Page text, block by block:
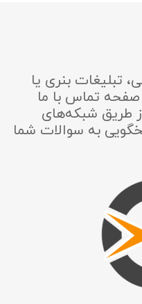
تبلیغات بنری یا
صفحه تماس با ما
طریق شبکه‌های
به سوالات شما